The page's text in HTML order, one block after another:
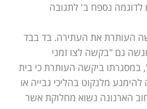
לדוגמה נספח ב' לתגובה
הגישה העותרת את העתירה. בד בבד
גם "בקשה לצו זמני
במסגרתו ביקשה העותרת כי בית
מלנקוט בהליכי גבייה או
הארנונה נשוא מחלוקת אשר